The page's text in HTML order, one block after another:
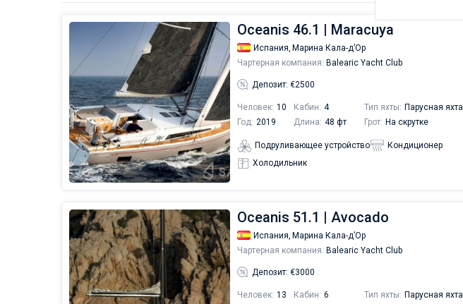
Oceanis 46.1 | Maracuya
Испания, Марина Кала-д’Ор
Чартерная компания: Balearic Yacht Club
Депозит: €2500
Человек: 10 Кабин: 4 Тип яхты: Парусная яхта
Год: 2019 Длина: 48 фт Грот: На скрутке
Подруливающее устройство
Кондиционер
Холодильник
Oceanis 51.1 | Avocado
Испания, Марина Кала-д’Ор
Чартерная компания: Balearic Yacht Club
Депозит: €3000
Человек: 13 Кабин: 6 Тип яхты: Парусная яхта